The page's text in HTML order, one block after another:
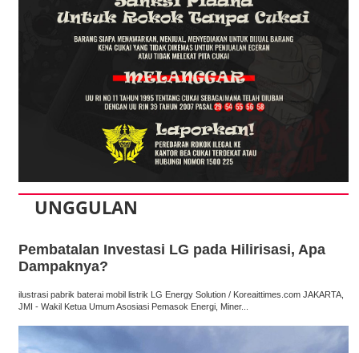
UNGGULAN
Pembatalan Investasi LG pada Hilirisasi, Apa
Dampaknya?
ilustrasi pabrik baterai mobil listrik LG Energy Solution / Koreaittimes.com JAKARTA,
JMI - Wakil Ketua Umum Asosiasi Pemasok Energi, Miner...